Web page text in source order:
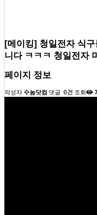
[메이킹] 청일전자 식
니다 ㅋㅋㅋ 청일전자
페이지 정보
작성자 수놈닷컴 댓글 0건 조회